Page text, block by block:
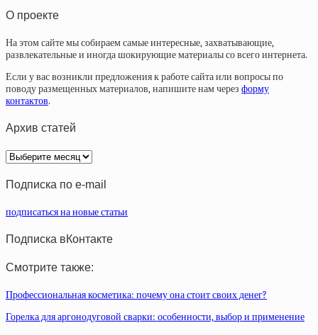
О проекте
На этом сайте мы собираем самые интересные, захватывающие,
развлекательные и иногда шокирующие материалы со всего интернета.
Если у вас возникли предложения к работе сайта или вопросы по
поводу размещенных материалов, напишите нам через форму
контактов.
Архив статей
Архив
статей
Подписка по e-mail
подписаться на новые статьи
Подписка вКонтакте
Смотрите также:
Профессиональная косметика: почему она стоит своих денег?
Горелка для аргонодуговой сварки: особенности, выбор и применение